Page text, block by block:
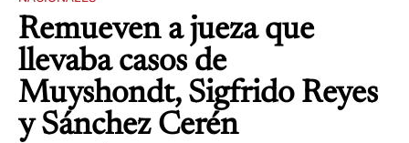
Remueven a jueza que
llevaba casos de
Muyshondt, Sigfrido Reyes
y Sánchez Cerén